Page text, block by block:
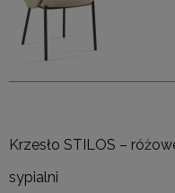
Krzesło STILOS –
sypialni